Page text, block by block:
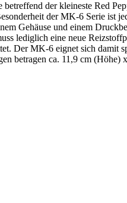
der kleineste Red
der MK-6 Serie ist
Gehäuse und einem
lediglich eine neue
Der MK-6 eignet sich
betragen ca. 11,9 cm